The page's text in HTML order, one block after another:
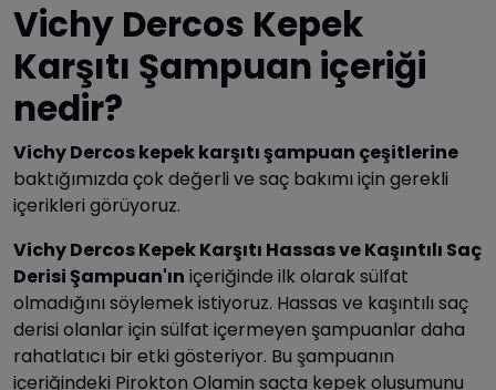
Vichy Dercos Kepek
Karşıtı Şampuan içeriği
nedir?
Vichy Dercos kepek karşıtı şampuan çeşitlerine
baktığımızda çok değerli ve saç bakımı için gerekli
içerikleri görüyoruz.
Vichy Dercos Kepek Karşıtı Hassas ve Kaşıntılı Saç
Derisi Şampuan'ın içeriğinde ilk olarak sülfat
olmadığını söylemek istiyoruz. Hassas ve kaşıntılı saç
derisi olanlar için sülfat içermeyen şampuanlar daha
rahatlatıcı bir etki gösteriyor. Bu şampuanın
içeriğindeki Pirokton Olamin saçta kepek oluşumunu